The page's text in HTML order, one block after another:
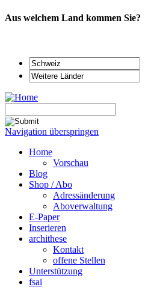
Aus welchem Land kommen Sie?
Navigation überspringen
Home
Vorschau
Blog
Shop / Abo
Adressänderung
Aboverwaltung
E-Paper
Inserieren
archithese
Kontakt
offene Stellen
Unterstützung
fsai